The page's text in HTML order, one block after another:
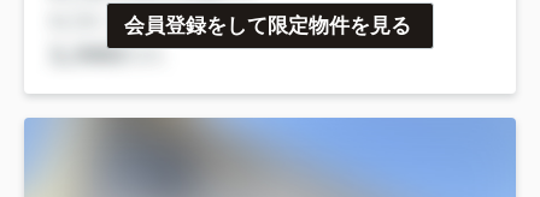
会員登録をして限定物件を見る